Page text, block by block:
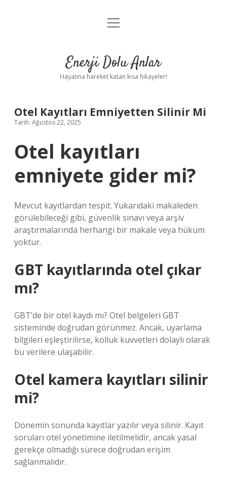
Anasayfa
Yasal Uyarı
menüyü
Enerji Dolu Anlar
Hayatına hareket katan kısa hikayeler!
Otel Kayıtları Emniyetten Silinir Mi
Tarih: Ağustos 22, 2025
Otel kayıtları
emniyete gider mi?
Mevcut kayıtlardan tespit. Yukarıdaki makaleden
görülebileceği gibi, güvenlik sınavı veya arşiv
araştırmalarında herhangi bir makale veya hüküm
yoktur.
GBT kayıtlarında otel çıkar
mı?
GBT’de bir otel kaydı mı? Otel belgeleri GBT
sisteminde doğrudan görünmez. Ancak, uyarlama
bilgileri eşleştirilirse, kolluk kuvvetleri dolaylı olarak
bu verilere ulaşabilir.
Otel kamera kayıtları silinir
mi?
Dönemin sonunda kayıtlar yazılır veya silinir. Kayıt
soruları otel yönetimine iletilmelidir, ancak yasal
gerekçe olmadığı sürece doğrudan erişim
sağlanmalıdır.